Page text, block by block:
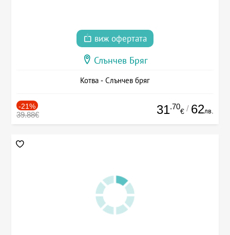
виж офертата
Слънчев Бряг
Котва - Слънчев бряг
-21%
39.88€ 31.70
€ / 62лв.